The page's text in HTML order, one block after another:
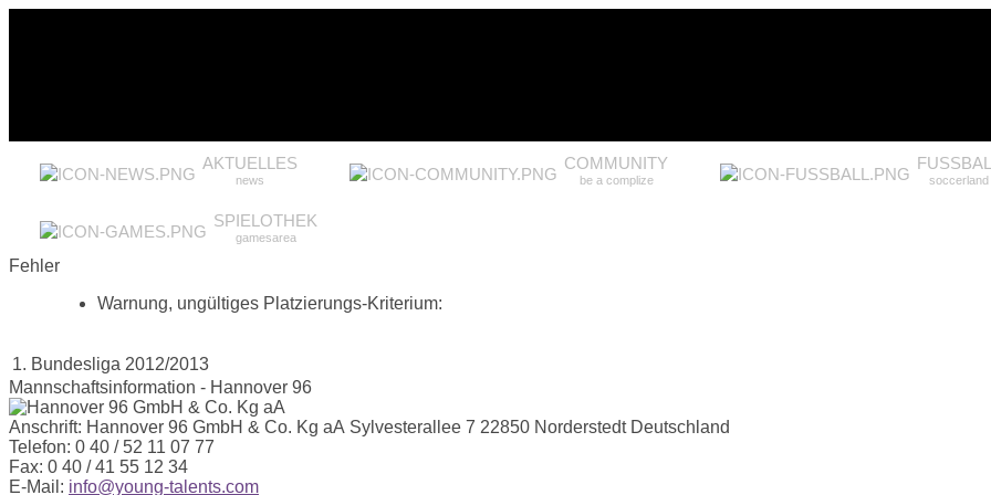
AKTUELLES
news
COMMUNITY
be a complize soccerland
SPIELOTHEK
gamesarea
Fehler
Warnung, ungültiges Platzierungs-Kriterium:
1. Bundesliga 2012/2013
Mannschaftsinformation - Hannover 96
Anschrift: Hannover 96 GmbH & Co. Kg aA Sylvesterallee 7 22850 Norderstedt Deutschland
Telefon: 0 40 / 52 11 07 77
Fax: 0 40 / 41 55 12 34
E-Mail: info@young-talents.com